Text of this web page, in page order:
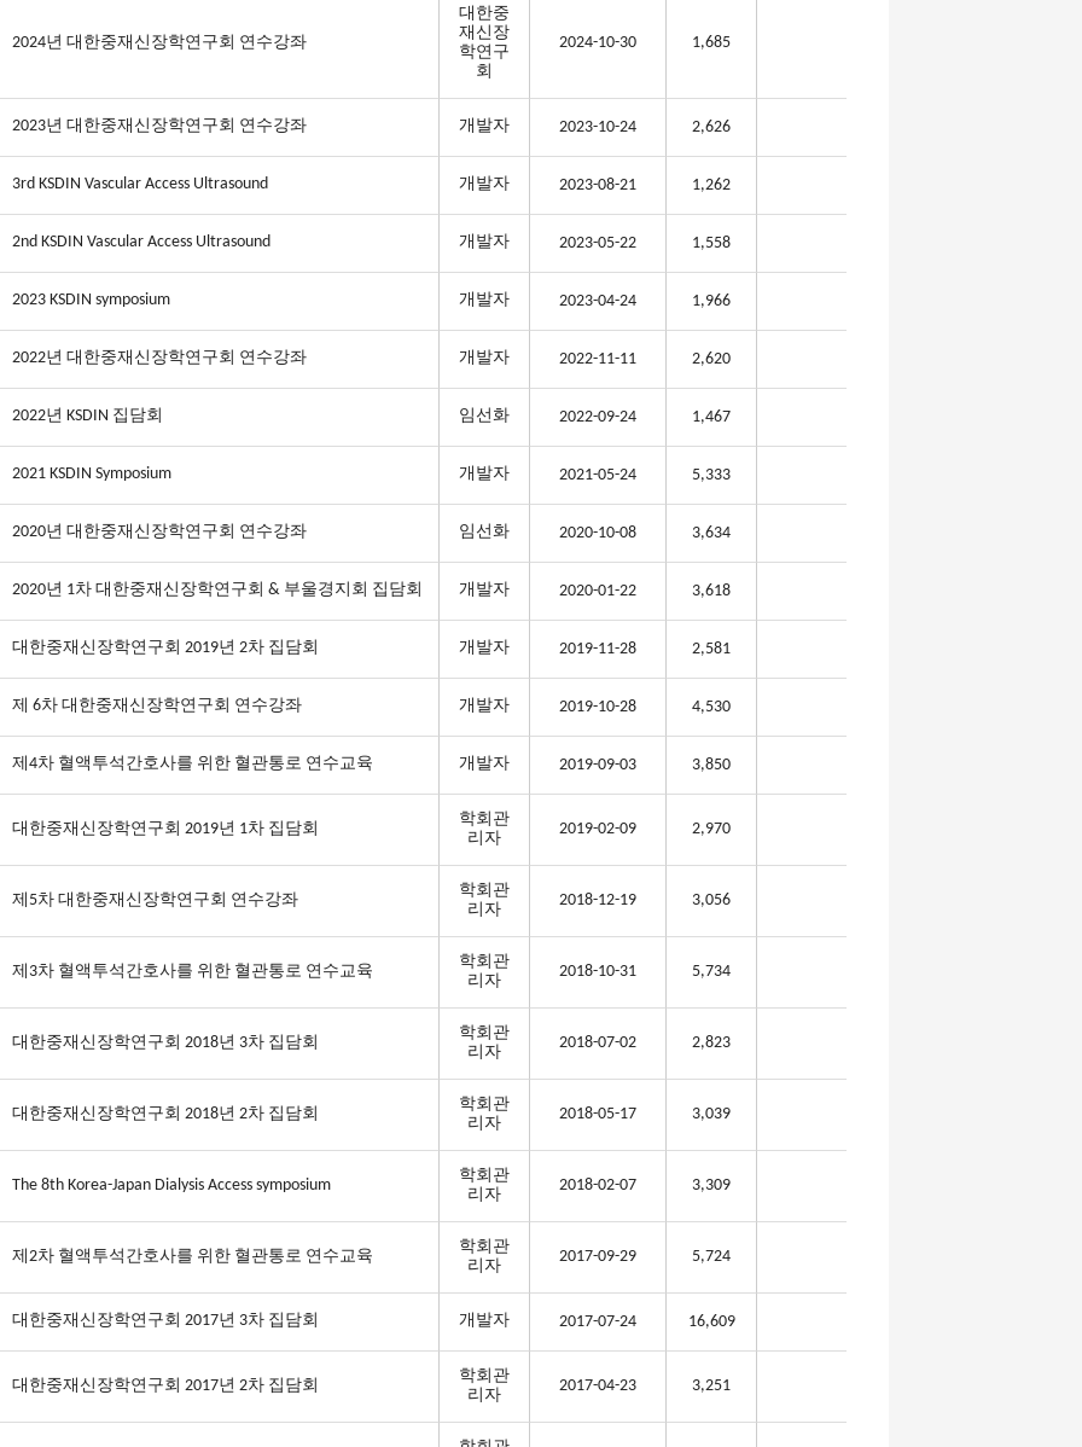
2024년 대한중재신장학연구회 연수강좌
대한중
재신장
학연구
회
2024-10-30 1,685
2023년 대한중재신장학연구회 연수강좌 개발자 2023-10-24 2,626
3rd KSDIN Vascular Access Ultrasound 개발자 2023-08-21 1,262
2nd KSDIN Vascular Access Ultrasound 개발자 2023-05-22 1,558
2023 KSDIN symposium 개발자 2023-04-24 1,966
2022년 대한중재신장학연구회 연수강좌 개발자 2022-11-11 2,620
2022년 KSDIN 집담회 임선화 2022-09-24 1,467
2021 KSDIN Symposium 개발자 2021-05-24 5,333
2020년 대한중재신장학연구회 연수강좌 임선화 2020-10-08 3,634
2020년 1차 대한중재신장학연구회 & 부울경지회 집담회 개발자 2020-01-22 3,618
대한중재신장학연구회 2019년 2차 집담회 개발자 2019-11-28 2,581
제 6차 대한중재신장학연구회 연수강좌 개발자 2019-10-28 4,530
제4차 혈액투석간호사를 위한 혈관통로 연수교육 개발자 2019-09-03 3,850
대한중재신장학연구회 2019년 1차 집담회
학회관
리자
2019-02-09 2,970
제5차 대한중재신장학연구회 연수강좌
학회관
리자
2018-12-19 3,056
제3차 혈액투석간호사를 위한 혈관통로 연수교육
학회관
리자
2018-10-31 5,734
대한중재신장학연구회 2018년 3차 집담회
학회관
리자
2018-07-02 2,823
대한중재신장학연구회 2018년 2차 집담회
학회관
리자
2018-05-17 3,039
The 8th Korea-Japan Dialysis Access symposium
학회관
리자
2018-02-07 3,309
제2차 혈액투석간호사를 위한 혈관통로 연수교육
학회관
리자
2017-09-29 5,724
대한중재신장학연구회 2017년 3차 집담회 개발자 2017-07-24 16,609
대한중재신장학연구회 2017년 2차 집담회
학회관
리자
2017-04-23 3,251